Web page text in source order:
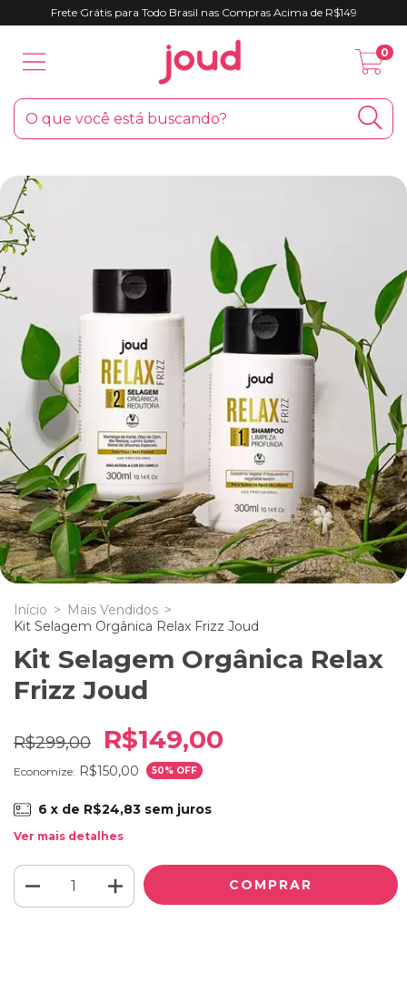
Frete Grátis para Todo Brasil nas Compras Acima de R$149
0
Início > Mais Vendidos >
Kit Selagem Orgânica Relax Frizz Joud
Kit Selagem Orgânica Relax
Frizz Joud
R$299,00 R$149,00
Economize: R$150,00 50% OFF
6 x de R$24,83 sem juros
Ver mais detalhes